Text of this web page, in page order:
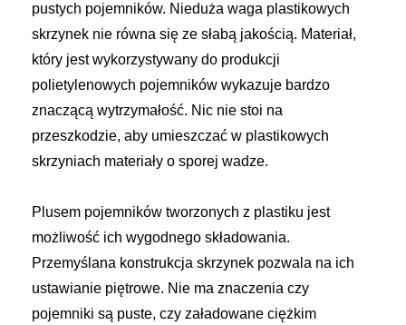
pustych pojemników. Nieduża waga plastikowych
skrzynek nie równa się ze słabą jakością. Materiał,
który jest wykorzystywany do produkcji
polietylenowych pojemników wykazuje bardzo
znaczącą wytrzymałość. Nic nie stoi na
przeszkodzie, aby umieszczać w plastikowych
skrzyniach materiały o sporej wadze.
Plusem pojemników tworzonych z plastiku jest
możliwość ich wygodnego składowania.
Przemyślana konstrukcja skrzynek pozwala na ich
ustawianie piętrowe. Nie ma znaczenia czy
pojemniki są puste, czy załadowane ciężkim